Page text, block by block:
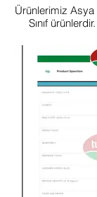
Ürünlerimiz
Sınıf